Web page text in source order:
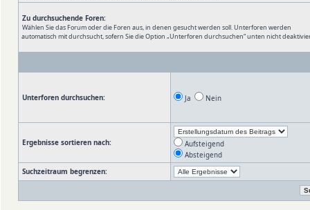
Zu durchsuchende Foren:
Wählen Sie das Forum oder die Foren aus, in denen gesucht werden soll. Unterforen werden
automatisch mit durchsucht, sofern Sie die Option „Unterforen durchsuchen“ unten nicht
Unterforen durchsuchen: Ja Nein
Ergebnisse sortieren nach:
Aufsteigend
Absteigend
Suchzeitraum begrenzen: